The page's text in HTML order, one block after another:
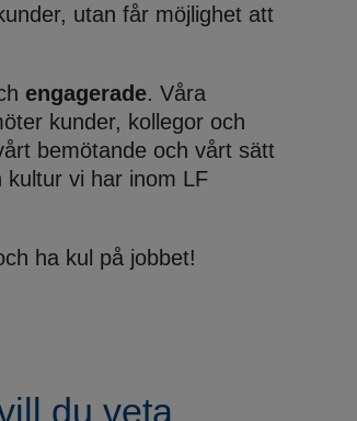
utan får möjlighet att
engagerade. Våra
kunder, kollegor och
bemötande och vårt sätt
vi har inom LF
ha kul på jobbet!
du veta